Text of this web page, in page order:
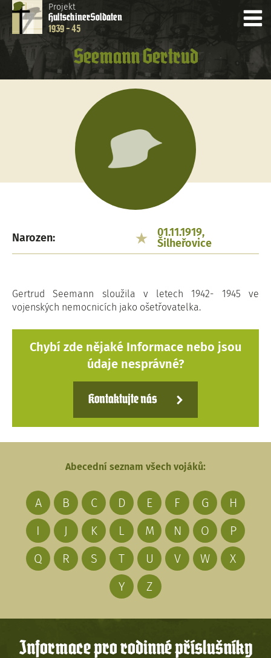
Projekt
HultschinerSoldaten
1939 - 45
Seemann Gertrud
Narozen:
01.11.1919,
Šilheřovice
Gertrud Seemann sloužila v letech 1942- 1945 ve
vojenských nemocnicích jako ošetřovatelka.
Chybí zde nějaké Informace nebo jsou
údaje nesprávné?
Kontaktujte nás
Abecední seznam všech vojáků:
A B C D E F G
H
I
J K L M N O
P
Q
R S T U V W
X
Y
Z
Informace pro rodinné příslušníky